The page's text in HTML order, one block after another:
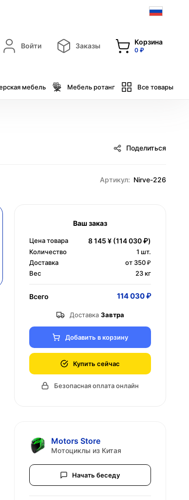
Войти Заказы Корзина
0 ₽
мебель Мебель ротанг Все товары
Поделиться
Артикул: Nirve-226
Ваш заказ
Цена товара 8 145 ¥ (114 030 ₽)
Количество 1 шт.
Доставка
от 350 ₽
Вес
23 кг
Всего 114 030 ₽
Доставка Завтра
Добавить в корзину
Купить сейчас
Безопасная оплата онлайн
Motors Store
Мотоциклы из Китая
Начать беседу